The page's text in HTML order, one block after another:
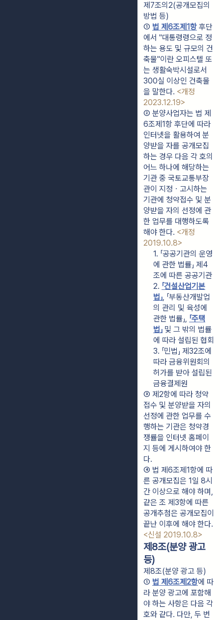
제7조의2(공개모집의
방법 등)
① 법 제6조제1항 후단
에서 "대통령령으로 정
하는 용도 및 규모의 건
축물"이란 오피스텔 또
는 생활숙박시설로서
300실 이상인 건축물
을 말한다. <개정
2023.12.19>
② 분양사업자는 법 제
6조제1항 후단에 따라
인터넷을 활용하여 분
양받을 자를 공개모집
하는 경우 다음 각 호의
어느 하나에 해당하는
기관 중 국토교통부장
관이 지정ㆍ고시하는
기관에 청약접수 및 분
양받을 자의 선정에 관
한 업무를 대행하도록
해야 한다. <개정
2019.10.8>
1. 「공공기관의 운영
에 관한 법률」 제4
조에 따른 공공기관
2. 「건설산업기본
법」, 「부동산개발업
의 관리 및 육성에
관한 법률」, 「주택
법」 및 그 밖의 법률
에 따라 설립된 협회
3. 「민법」 제32조에
따라 금융위원회의
허가를 받아 설립된
금융결제원
③ 제2항에 따라 청약
접수 및 분양받을 자의
선정에 관한 업무를 수
행하는 기관은 청약경
쟁률을 인터넷 홈페이
지 등에 게시하여야 한
다.
④ 법 제6조제1항에 따
른 공개모집은 1일 8시
간 이상으로 해야 하며,
같은 조 제3항에 따른
공개추첨은 공개모집이
<신설 2019.10.8>
제8조(분양 광고
등)
제8조(분양 광고 등)
① 법 제6조제2항에 따
라 분양 광고에 포함해
야 하는 사항은 다음 각
호와 같다. 다만, 두 번